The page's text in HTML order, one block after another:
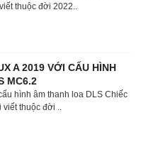
thuộc đời 2022..
A 2019 VỚI CẤU HÌNH
MC6.2
hình âm thanh loa DLS Chiếc
viết thuộc đời ..